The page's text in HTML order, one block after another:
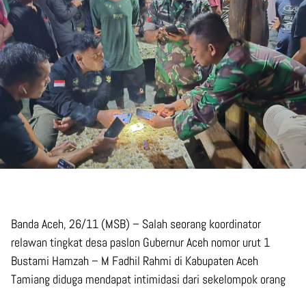
Banda Aceh, 26/11 (MSB) – Salah seorang koordinator
relawan tingkat desa paslon Gubernur Aceh nomor urut 1
Bustami Hamzah – M Fadhil Rahmi di Kabupaten Aceh
Tamiang diduga mendapat intimidasi dari sekelompok orang